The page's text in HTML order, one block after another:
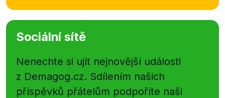
Sociální sítě
Nenechte si ujít nejnovější události
z Demagog.cz. Sdílením našich
příspěvků přátelům podpoříte naši